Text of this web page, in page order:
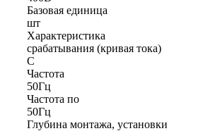
Базовая единица
шт
Характеристика
срабатывания (кривая тока)
C
Частота
50Гц
Частота по
50Гц
Глубина монтажа, установки